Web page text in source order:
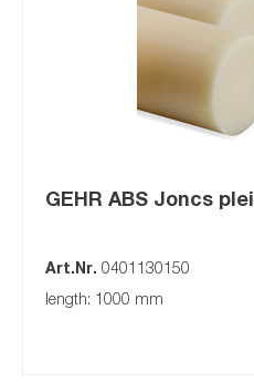
GEHR ABS Joncs
Art.Nr. 0401130150
length: 1000 mm